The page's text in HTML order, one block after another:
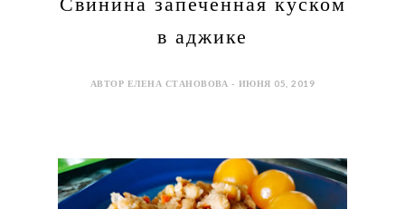
в аджике
АВТОР ЕЛЕНА СТАНОВОВА - ИЮНЯ 05, 2019